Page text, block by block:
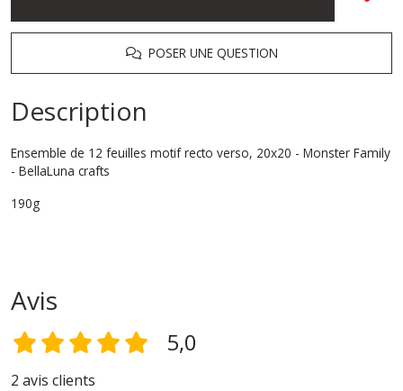
POSER UNE QUESTION
Description
Ensemble de 12 feuilles motif recto verso, 20x20 - Monster Family
- BellaLuna crafts
190g
Avis
5,0
2 avis clients